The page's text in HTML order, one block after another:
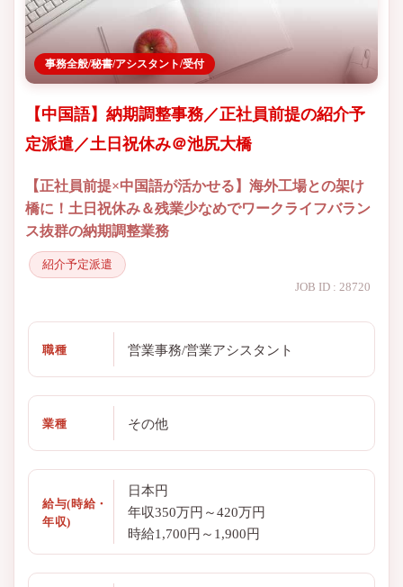
事務全般/秘書/アシスタント/受付
【中国語】納期調整事務／正社員前提の紹介予
定派遣／土日祝休み＠池尻大橋
【正社員前提×中国語が活かせる】海外工場との架け
橋に！土日祝休み＆残業少なめでワークライフバラン
ス抜群の納期調整業務
紹介予定派遣
JOB ID : 28720
職種 営業事務/営業アシスタント
業種 その他
給与(時給・
年収)
日本円
年収350万円～420万円
時給1,700円～1,900円